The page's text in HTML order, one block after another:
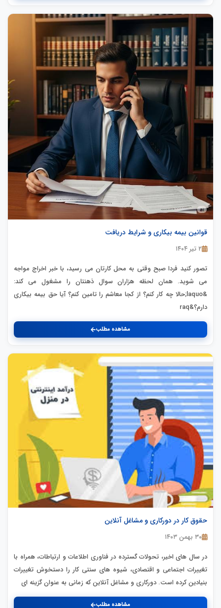
قوانین بیمه بیکاری و شرایط دریافت
۲ تیر ۱۴۰۴
تصور کنید فردا صبح وقتی به محل کارتان می رسید، با خبر اخراج مواجه
می شوید. همان لحظه هزاران سوال ذهنتان را مشغول می کند:
&laquo;حالا چه کار کنم؟ از کجا معاشم را تامین کنم؟ آیا حق بیمه بیکاری
دارم؟&raq
مشاهده مطلب
حقوق کار در دورکاری و مشاغل آنلاین
۳۰ بهمن ۱۴۰۳
در سال های اخیر، تحولات گسترده در فناوری اطلاعات و ارتباطات، همراه با
تغییرات اجتماعی و اقتصادی، شیوه های سنتی کار را دستخوش تغییرات
بنیادین کرده است. دورکاری و مشاغل آنلاین که زمانی به عنوان گزینه ای
مشاهده مطلب